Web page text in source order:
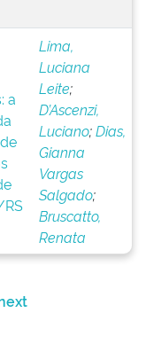
a
Lima,
Luciana
Leite;
D’Ascenzi,
Luciano;Dias,
Gianna
Vargas
Salgado;
Bruscatto,
Renata